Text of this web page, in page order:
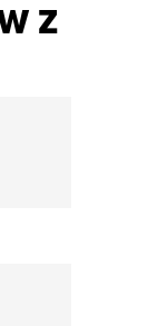
Z